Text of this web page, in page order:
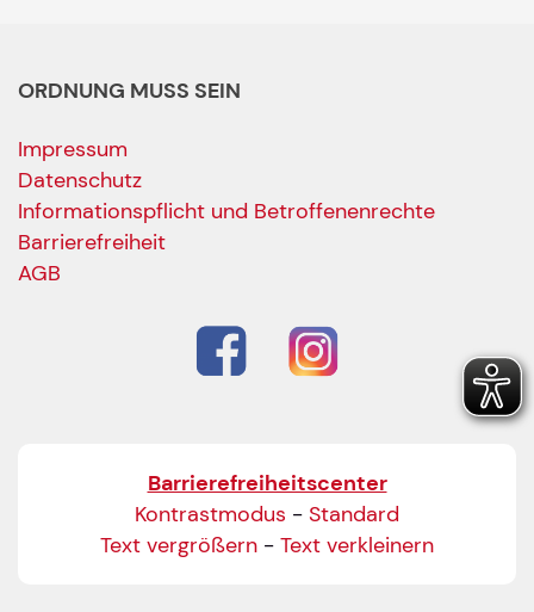
ORDNUNG MUSS SEIN
Impressum
Datenschutz
Informationspflicht und Betroffenenrechte
Barrierefreiheit
AGB
Barrierefreiheitscenter
Kontrastmodus - Standard
Text vergrößern - Text verkleinern